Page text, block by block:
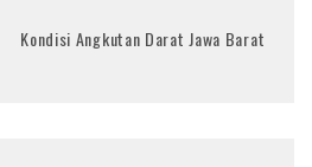
Kondisi Angkutan Darat Jawa Barat